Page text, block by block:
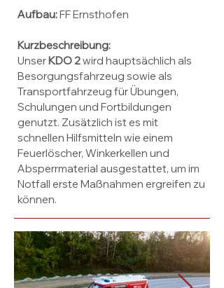
Aufbau:FF Ernsthofen
Kurzbeschreibung:
UnserKDO 2wird hauptsächlich als
Besorgungsfahrzeug sowie als
Transportfahrzeug für Übungen,
Schulungen und Fortbildungen
genutzt. Zusätzlich ist es mit
schnellen Hilfsmitteln wie einem
Feuerlöscher, Winkerkellen und
Absperrmaterial ausgestattet, um im
Notfall erste Maßnahmen ergreifen zu
können.